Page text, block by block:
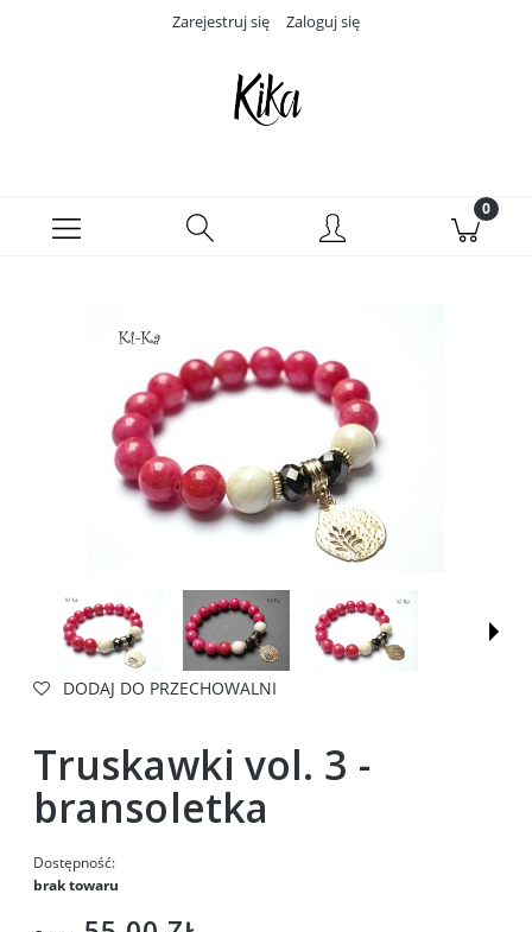
Zarejestruj się Zaloguj się
DODAJ DO PRZECHOWALNI
Truskawki vol. 3 -
bransoletka
Dostępność:
brak towaru